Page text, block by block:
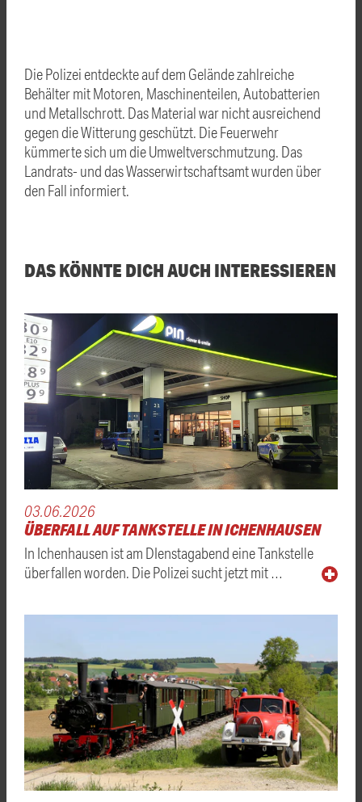
Die Polizei entdeckte auf dem Gelände zahlreiche
Behälter mit Motoren, Maschinenteilen, Autobatterien
und Metallschrott. Das Material war nicht ausreichend
gegen die Witterung geschützt. Die Feuerwehr
kümmerte sich um die Umweltverschmutzung. Das
Landrats- und das Wasserwirtschaftsamt wurden über
den Fall informiert.
DAS KÖNNTE DICH AUCH INTERESSIEREN
03.06.2026
ÜBERFALL AUF TANKSTELLE IN ICHENHAUSEN
In Ichenhausen ist am DIenstagabend eine Tankstelle
überfallen worden. Die Polizei sucht jetzt mit …